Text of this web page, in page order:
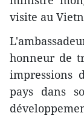
visite au
honneur de
impressions
pays dans